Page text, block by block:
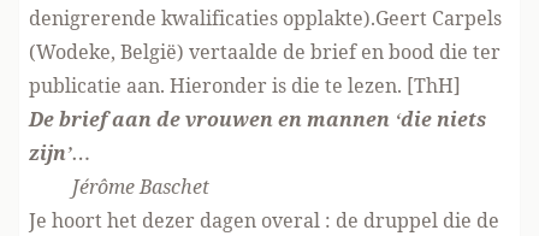
denigrerende kwalificaties opplakte).Geert Carpels
(Wodeke, België) vertaalde de brief en bood die ter
publicatie aan. Hieronder is die te lezen. [ThH]
De brief aan de vrouwen en mannen ‘die niets
zijn’…
Jérôme Baschet
Je hoort het dezer dagen overal : de druppel die de